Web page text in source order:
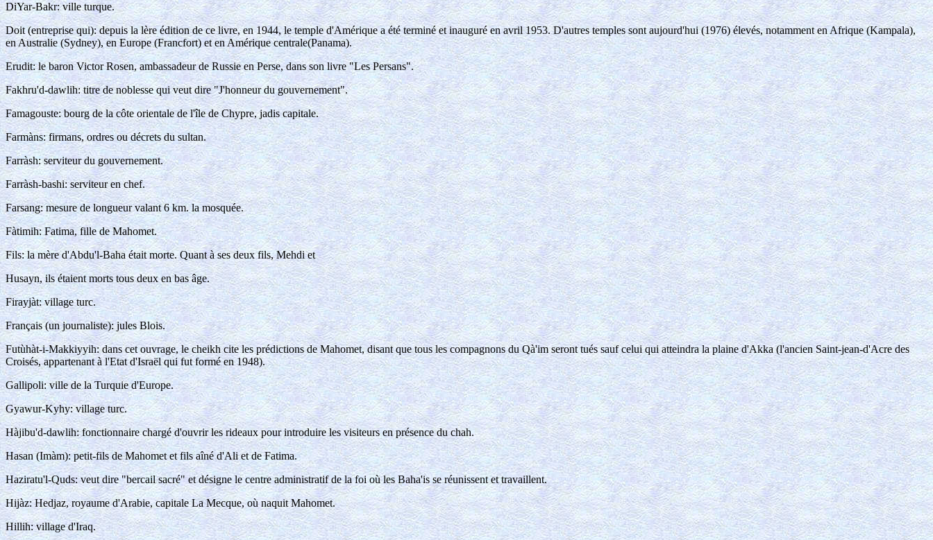
DiYar-Bakr: ville turque.
Doit (entreprise qui): depuis la lère édition de ce livre, en 1944, le temple d'Amérique a été terminé et inauguré en avril 1953. D'autres temples sont aujourd'hui (1976) élevés, notamment en Afrique (Kampala),
en Australie (Sydney), en Europe (Francfort) et en Amérique centrale(Panama).
Erudit: le baron Victor Rosen, ambassadeur de Russie en Perse, dans son livre "Les Persans".
Fakhru'd-dawlih: titre de noblesse qui veut dire "J'honneur du gouvernement".
Famagouste: bourg de la côte orientale de l'île de Chypre, jadis capitale.
Farmàns: firmans, ordres ou décrets du sultan.
Farràsh: serviteur du gouvernement.
Farràsh-bashi: serviteur en chef.
Farsang: mesure de longueur valant 6 km. la mosquée.
Fàtimih: Fatima, fille de Mahomet.
Fils: la mère d'Abdu'l-Baha était morte. Quant à ses deux fils, Mehdi et
Husayn, ils étaient morts tous deux en bas âge.
Firayjàt: village turc.
Français (un journaliste): jules Blois.
Futùhàt-i-Makkiyyih: dans cet ouvrage, le cheikh cite les prédictions de Mahomet, disant que tous les compagnons du Qà'im seront tués sauf celui qui atteindra la plaine d'Akka (l'ancien Saint-jean-d'Acre des
Croisés, appartenant à l'Etat d'Israël qui fut formé en 1948).
Gallipoli: ville de la Turquie d'Europe.
Gyawur-Kyhy: village turc.
Hàjibu'd-dawlih: fonctionnaire chargé d'ouvrir les rideaux pour introduire les visiteurs en présence du chah.
Hasan (Imàm): petit-fils de Mahomet et fils aîné d'Ali et de Fatima.
Haziratu'l-Quds: veut dire "bercail sacré" et désigne le centre administratif de la foi où les Baha'is se réunissent et travaillent.
Hijàz: Hedjaz, royaume d'Arabie, capitale La Mecque, où naquit Mahomet.
Hillih: village d'Iraq.